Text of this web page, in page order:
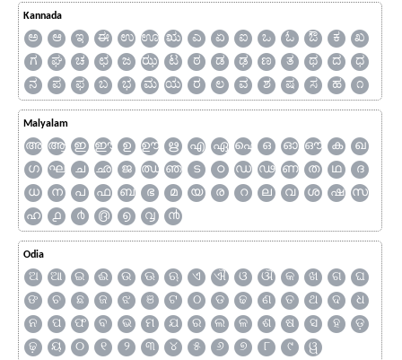
Kannada
ಅ ಆ ಇ ಈ ಉ ಊ ಋ ಎ ಏ ಐ ಒ ಓ ಔ ಕ
ಖ
ಗ
ಘ ಚ ಛ ಜ ಝ ಟ ಠ ಡ ಢ ಣ ತ ಥ ದ
ಧ
ನ
ಪ ಫ ಬ ಭ ಮ ಯ ರ ಲ ವ ಶ ಷ ಸ ಹ ೧
Malyalam
അ ആ ഇ ഈ ഉ ഊ ഋ എ ഏ ഐ ഒ ഓ ഔ ക
ഖ
ഗ
ഘ ച ഛ ജ ഝ ഞ ട ഠ ഡ ഢ ണ ത ഥ
ദ
ധ
ന പ ഫ ബ ഭ മ യ ര റ ല വ ശ ഷ
സ
ഹ
൧ ൪ ൫ ൭ ൮ ൯
Odia
ଅ ଆ ଇ ଈ ଉ ଊ ଋ ଏ ଐ ଓ ଔ କ ଖ ଗ
ଘ
ଙ
ଚ ଛ ଜ ଝ ଞ ଟ ଠ ଡ ଢ ଣ ତ ଥ ଦ
ଧ
ନ
ପ ଫ ବ ଭ ମ ଯ ର ଲ ଳ ଶ ଷ ସ ହ
ଡ଼
ଢ଼
ୟ ୦ ୧ ୨ ୩ ୪ ୫ ୬ ୭ ୮ ୯ ୱ